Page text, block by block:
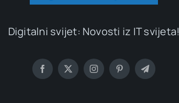
Digitalni svijet: Novosti iz IT svijeta!